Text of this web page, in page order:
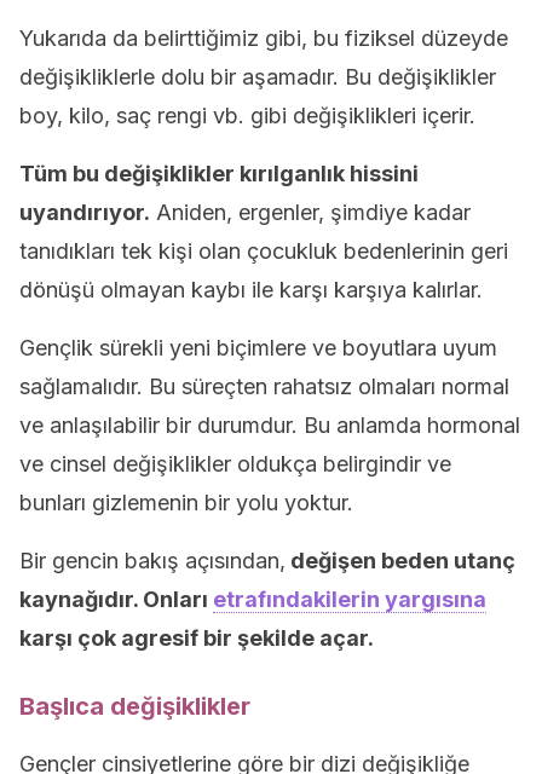
Yukarıda da belirttiğimiz gibi, bu fiziksel düzeyde
değişikliklerle dolu bir aşamadır. Bu değişiklikler
boy, kilo, saç rengi vb. gibi değişiklikleri içerir.
Tüm bu değişiklikler kırılganlık hissini
uyandırıyor. Aniden, ergenler, şimdiye kadar
tanıdıkları tek kişi olan çocukluk bedenlerinin geri
dönüşü olmayan kaybı ile karşı karşıya kalırlar.
Gençlik sürekli yeni biçimlere ve boyutlara uyum
sağlamalıdır. Bu süreçten rahatsız olmaları normal
ve anlaşılabilir bir durumdur. Bu anlamda hormonal
ve cinsel değişiklikler oldukça belirgindir ve
bunları gizlemenin bir yolu yoktur.
Bir gencin bakış açısından, değişen beden utanç
kaynağıdır. Onları etrafındakilerin yargısına
karşı çok agresif bir şekilde açar.
Başlıca değişiklikler
Gençler cinsiyetlerine göre bir dizi değişikliğe